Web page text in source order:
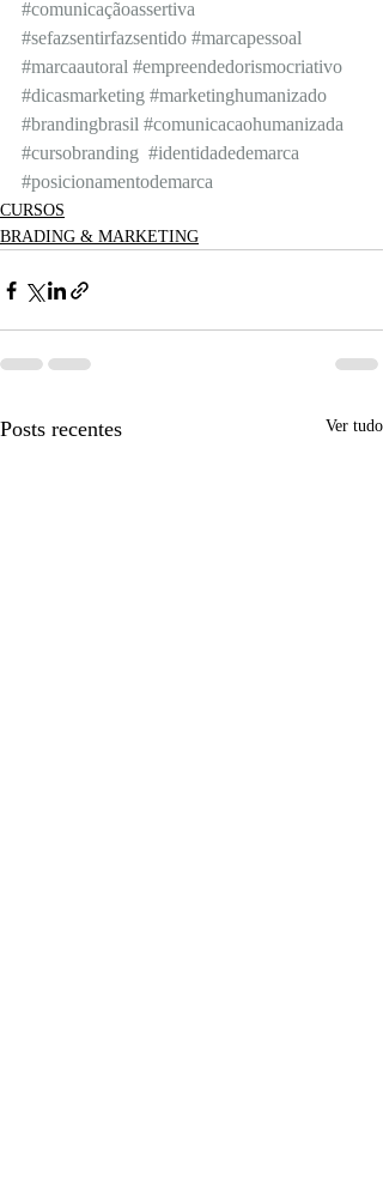
#comunicaçãoassertiva
#sefazsentirfazsentido #marcapessoal
#marcaautoral #empreendedorismocriativo
#dicasmarketing #marketinghumanizado
#brandingbrasil #comunicacaohumanizada
#cursobranding #identidadedemarca
#posicionamentodemarca
CURSOS
BRADING & MARKETING
Posts recentes Ver tudo